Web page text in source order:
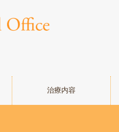
治療内容